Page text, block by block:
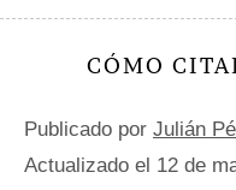
CÓMO
Publicado por Julián
Actualizado el 12 de